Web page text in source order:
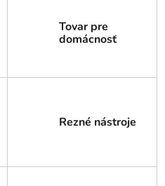
Tovar pre
domácnosť
Rezné nástroje